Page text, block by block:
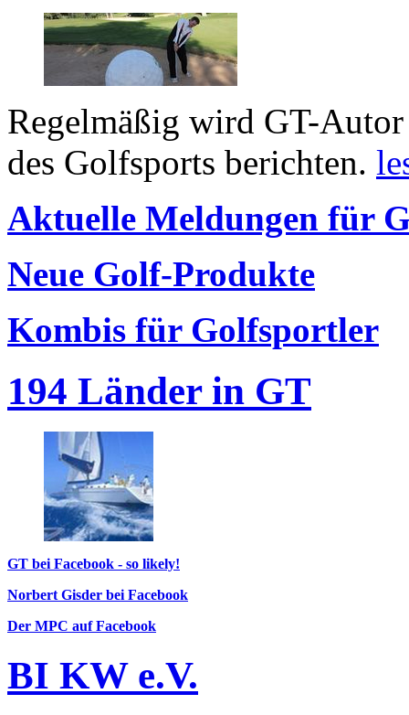
Regelmäßig wird GT-
des Golfsports berichten.
Aktuelle Meldungen für
Neue Golf-Produkte
Kombis für Golfsportler
194 Länder in GT
GT bei Facebook - so likely!
Norbert Gisder bei Facebook
Der MPC auf Facebook
BI KW e.V.